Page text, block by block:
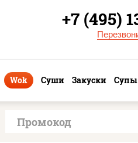
+7 (495)
Wok Суши Закуски Супы